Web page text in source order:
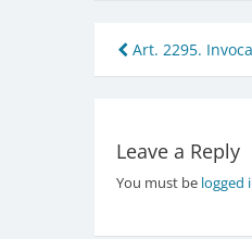
Post
Art. 2295.
Leave a Reply
You must be logged